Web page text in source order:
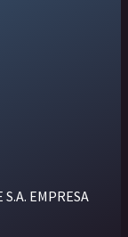
EMPRESA